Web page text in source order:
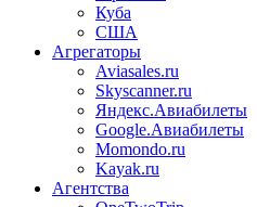
Куба
США
Агрегаторы
Aviasales.ru
Skyscanner.ru
Яндекс.Авиабилеты
Google.Авиабилеты
Momondo.ru
Kayak.ru
Агентства